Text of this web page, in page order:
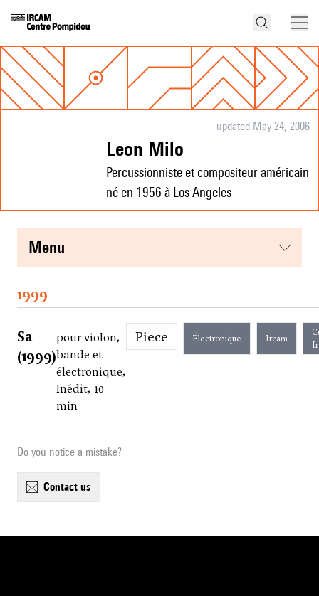
updated May 24, 2006
Leon Milo
Percussionniste et compositeur américain
né en 1956 à Los Angeles
menu
1999
Sa
(1999)
pour violon,
bande et
électronique,
Inédit, 10
min
Piece Électronique Ircam
Do you notice a mistake?
contact us